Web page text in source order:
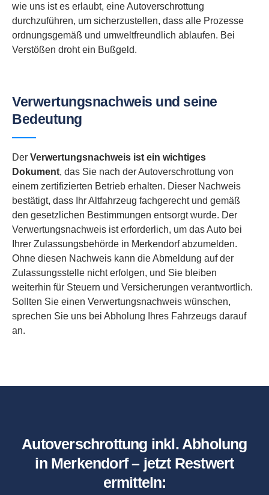
wie uns ist es erlaubt, eine Autoverschrottung
durchzuführen, um sicherzustellen, dass alle Prozesse
ordnungsgemäß und umweltfreundlich ablaufen. Bei
Verstößen droht ein Bußgeld.
Verwertungsnachweis und seine
Bedeutung
Der Verwertungsnachweis ist ein wichtiges
Dokument, das Sie nach der Autoverschrottung von
einem zertifizierten Betrieb erhalten. Dieser Nachweis
bestätigt, dass Ihr Altfahrzeug fachgerecht und gemäß
den gesetzlichen Bestimmungen entsorgt wurde. Der
Verwertungsnachweis ist erforderlich, um das Auto bei
Ihrer Zulassungsbehörde in Merkendorf abzumelden.
Ohne diesen Nachweis kann die Abmeldung auf der
Zulassungsstelle nicht erfolgen, und Sie bleiben
weiterhin für Steuern und Versicherungen verantwortlich.
Sollten Sie einen Verwertungsnachweis wünschen,
sprechen Sie uns bei Abholung Ihres Fahrzeugs darauf
an.
Autoverschrottung inkl. Abholung
in Merkendorf – jetzt Restwert
ermitteln: